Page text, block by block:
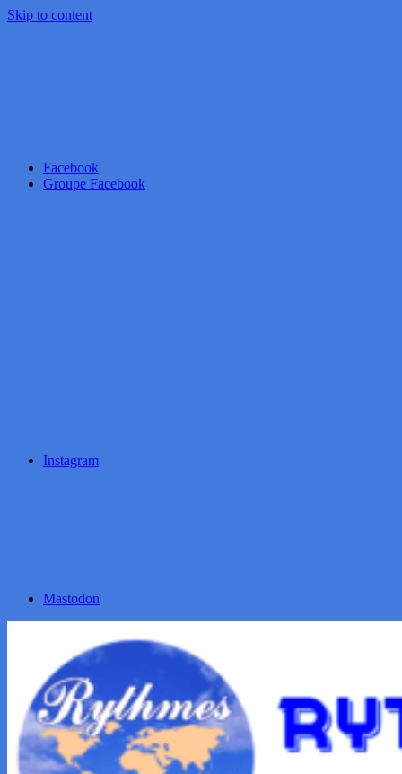
Skip to content
Facebook
Groupe Facebook
Instagram
Mastodon